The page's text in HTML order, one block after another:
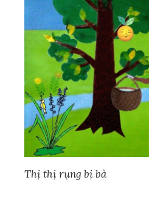
Thị thị rụng bị bà